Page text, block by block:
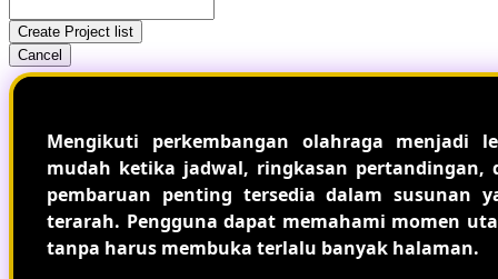
Create Project list
Cancel
Mengikuti perkembangan olahraga menjadi
mudah ketika jadwal, ringkasan pertandingan,
pembaruan penting tersedia dalam susunan
terarah. Pengguna dapat memahami momen
tanpa harus membuka terlalu banyak halaman.